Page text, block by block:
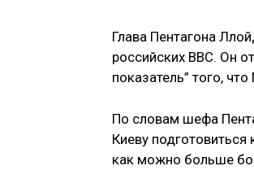
Глава Пентагона
российских ВВС. Он
показатель” того,
По словам шефа
Киеву
как можно больше